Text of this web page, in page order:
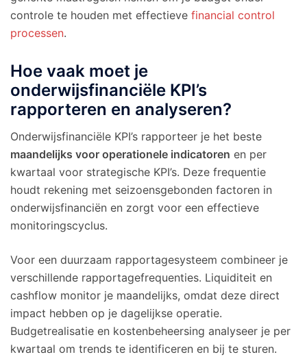
controle te houden met effectieve financial control
processen.
Hoe vaak moet je
onderwijsfinanciële KPI’s
rapporteren en analyseren?
Onderwijsfinanciële KPI’s rapporteer je het beste
maandelijks voor operationele indicatoren en per
kwartaal voor strategische KPI’s. Deze frequentie
houdt rekening met seizoensgebonden factoren in
onderwijsfinanciën en zorgt voor een effectieve
monitoringscyclus.
Voor een duurzaam rapportagesysteem combineer je
verschillende rapportagefrequenties. Liquiditeit en
cashflow monitor je maandelijks, omdat deze direct
impact hebben op je dagelijkse operatie.
Budgetrealisatie en kostenbeheersing analyseer je per
kwartaal om trends te identificeren en bij te sturen.